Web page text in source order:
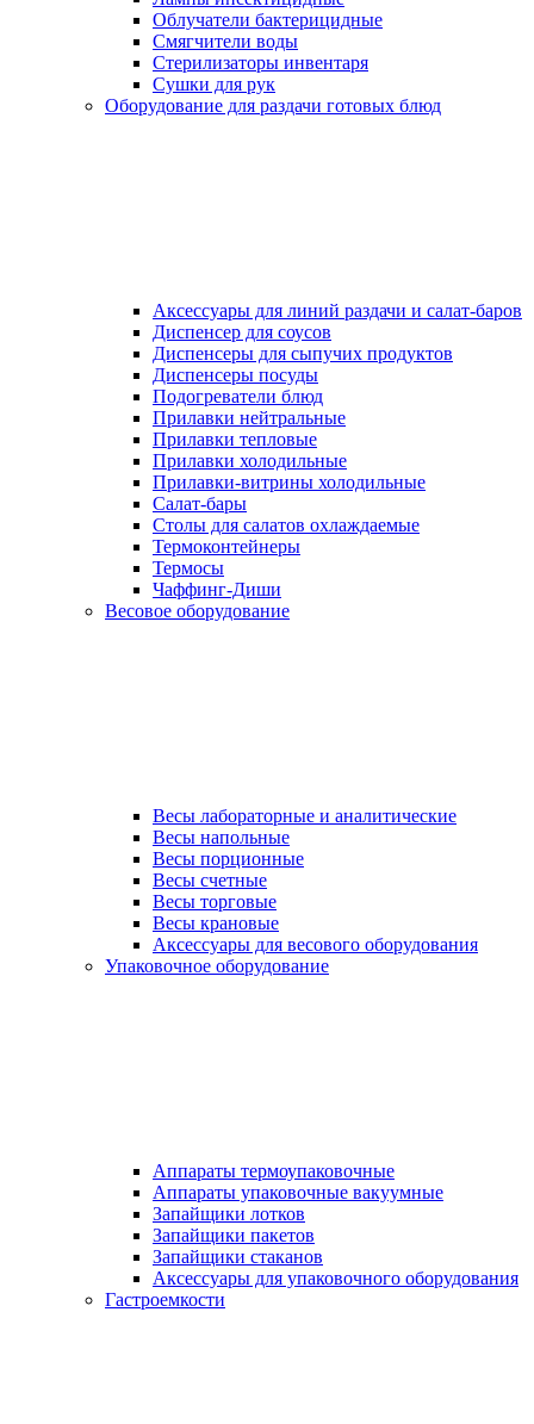
Облучатели бактерицидные
Смягчители воды
Стерилизаторы инвентаря
Сушки для рук
Оборудование для раздачи готовых блюд
Аксессуары для линий раздачи и салат-баров
Диспенсер для соусов
Диспенсеры для сыпучих продуктов
Диспенсеры посуды
Подогреватели блюд
Прилавки нейтральные
Прилавки тепловые
Прилавки холодильные
Прилавки-витрины холодильные
Салат-бары
Столы для салатов охлаждаемые
Термоконтейнеры
Термосы
Чаффинг-Диши
Весовое оборудование
Весы лабораторные и аналитические
Весы напольные
Весы порционные
Весы счетные
Весы торговые
Весы крановые
Аксессуары для весового оборудования
Упаковочное оборудование
Аппараты термоупаковочные
Аппараты упаковочные вакуумные
Запайщики лотков
Запайщики пакетов
Запайщики стаканов
Аксессуары для упаковочного оборудования
Гастроемкости